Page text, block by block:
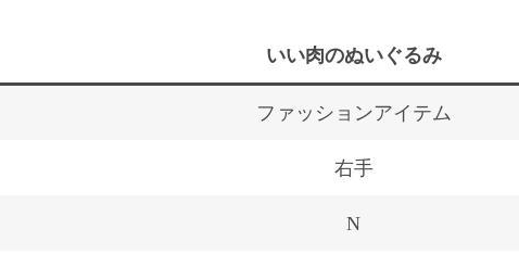
いい肉のぬいぐるみ
ファッションアイテム
右手
N